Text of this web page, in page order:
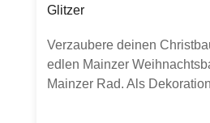
Glitzer
Verzaubere deinen
edlen Mainzer
Mainzer Rad. Als